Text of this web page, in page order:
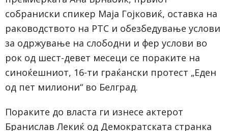
собраниски спикер Маја Гојковиќ, оставка на
раководството на РТС и обезбедување услови
за одржување на слободни и фер услови во
рок од шест-девет месеци се пораките на
синоќешниот, 16-ти граќански протест „Еден
од пет милиони“ во Белград.
Пораките до власта ги изнесе актерот
Бранислав Лекиќ од Демократската странка